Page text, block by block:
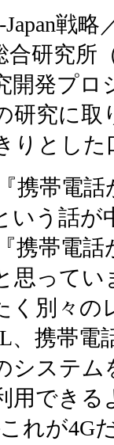
戦略
合研究所
開発プロ
研究に取
りとした
携帯電
いう話が
携帯電
思って
く別々
、携帯電
システ
用でき
れが4G